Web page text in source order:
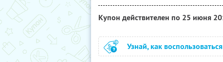
Купон действителен по 25 июня
Узнай, как